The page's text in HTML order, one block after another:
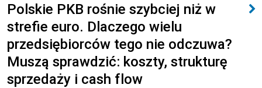
Polskie PKB rośnie szybciej niż w
strefie euro. Dlaczego wielu
przedsiębiorców tego nie odczuwa?
Muszą sprawdzić: koszty, strukturę
sprzedaży i cash flow